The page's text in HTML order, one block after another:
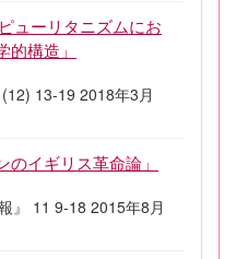
ューリタニズムにお
構造」
13-19 2018年3月
のイギリス革命論」
』 11 9-18 2015年8月